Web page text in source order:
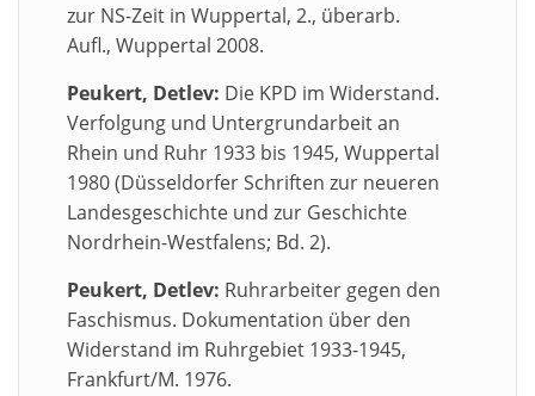
zur NS-Zeit in Wuppertal, 2., überarb.
Aufl., Wuppertal 2008.
Peukert, Detlev: Die KPD im Widerstand.
Verfolgung und Untergrundarbeit an
Rhein und Ruhr 1933 bis 1945, Wuppertal
1980 (Düsseldorfer Schriften zur neueren
Landesgeschichte und zur Geschichte
Nordrhein-Westfalens; Bd. 2).
Peukert, Detlev: Ruhrarbeiter gegen den
Faschismus. Dokumentation über den
Widerstand im Ruhrgebiet 1933-1945,
Frankfurt/M. 1976.